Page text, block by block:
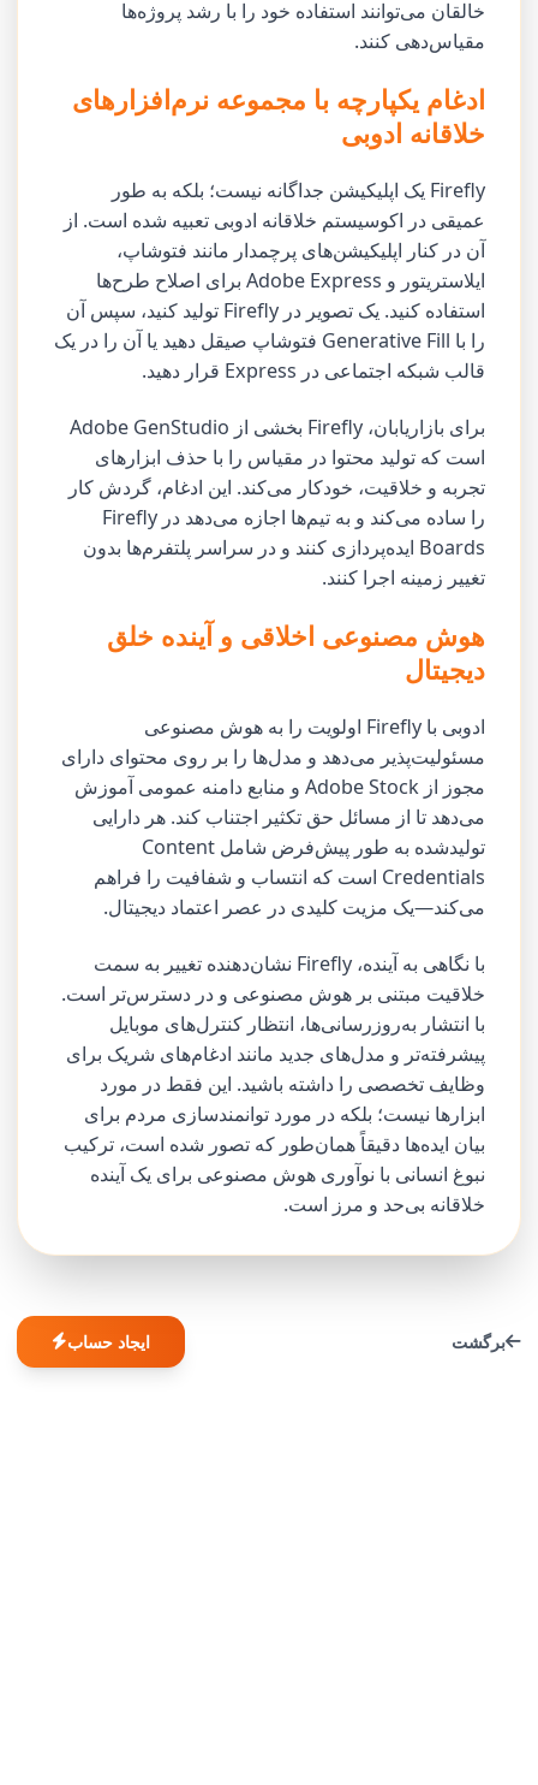
خالقان می‌توانند استفاده خود را با رشد پروژه‌ها
مقیاس‌دهی کنند.
ادغام یکپارچه با مجموعه نرم‌افزارهای
خلاقانه ادوبی
Firefly یک اپلیکیشن جداگانه نیست؛ بلکه به طور
عمیقی در اکوسیستم خلاقانه ادوبی تعبیه شده است. از
آن در کنار اپلیکیشن‌های پرچمدار مانند فتوشاپ،
ایلاستریتور و Adobe Express برای اصلاح طرح‌ها
استفاده کنید. یک تصویر در Firefly تولید کنید، سپس آن
را با Generative Fill فتوشاپ صیقل دهید یا آن را در یک
قالب شبکه اجتماعی در Express قرار دهید.
برای بازاریابان، Firefly بخشی از Adobe GenStudio
است که تولید محتوا در مقیاس را با حذف ابزارهای
تجربه و خلاقیت، خودکار می‌کند. این ادغام، گردش کار
را ساده می‌کند و به تیم‌ها اجازه می‌دهد در Firefly
Boards ایده‌پردازی کنند و در سراسر پلتفرم‌ها بدون
تغییر زمینه اجرا کنند.
هوش مصنوعی اخلاقی و آینده خلق
دیجیتال
ادوبی با Firefly اولویت را به هوش مصنوعی
مسئولیت‌پذیر می‌دهد و مدل‌ها را بر روی محتوای دارای
مجوز از Adobe Stock و منابع دامنه عمومی آموزش
می‌دهد تا از مسائل حق تکثیر اجتناب کند. هر دارایی
تولید‌شده به طور پیش‌فرض شامل Content
Credentials است که انتساب و شفافیت را فراهم
می‌کند—یک مزیت کلیدی در عصر اعتماد دیجیتال.
با نگاهی به آینده، Firefly نشان‌دهنده تغییر به سمت
خلاقیت مبتنی بر هوش مصنوعی و در دسترس‌تر است.
با انتشار به‌روزرسانی‌ها، انتظار کنترل‌های موبایل
پیشرفته‌تر و مدل‌های جدید مانند ادغام‌های شریک برای
وظایف تخصصی را داشته باشید. این فقط در مورد
ابزارها نیست؛ بلکه در مورد توانمندسازی مردم برای
بیان ایده‌ها دقیقاً همان‌طور که تصور شده است، ترکیب
نبوغ انسانی با نوآوری هوش مصنوعی برای یک آینده
خلاقانه بی‌حد و مرز است.
برگشت ایجاد حساب